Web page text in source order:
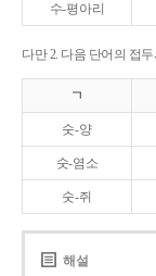
수-평아리
다만 2. 다음 단어의 접
ㄱ
숫-양
숫-염소
숫-쥐
해설